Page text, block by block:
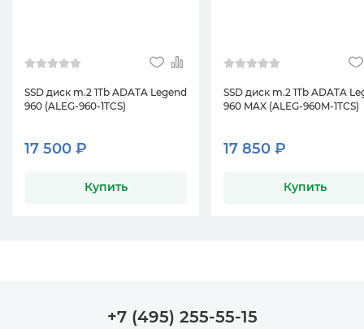
SSD диск m.2 1Tb ADATA Legend
960 (ALEG-960-1TCS)
17 500 ₽
Купить
SSD диск m.2 1Tb ADATA
960 MAX (ALEG-960M-1TCS)
17 850 ₽
Купить
+7 (495) 255-55-15